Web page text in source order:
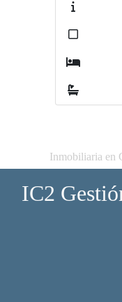
Inmobiliaria en
IC2